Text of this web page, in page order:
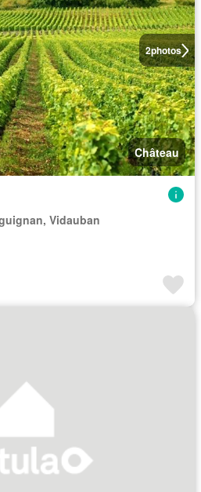
2photos
Château
Vidauban